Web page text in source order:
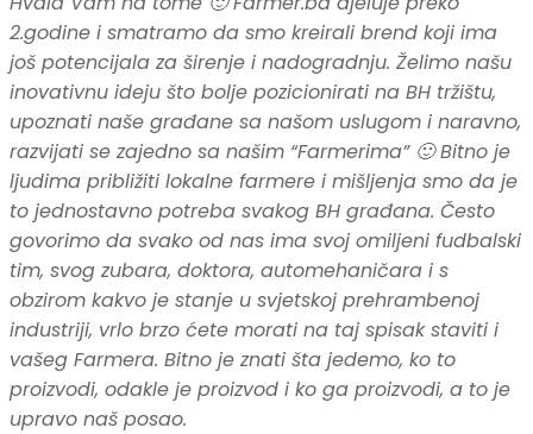
2.godine i smatramo da smo kreirali brend koji ima
još potencijala za širenje i nadogradnju. Želimo našu
inovativnu ideju što bolje pozicionirati na BH tržištu,
upoznati naše građane sa našom uslugom i naravno,
razvijati se zajedno sa našim “Farmerima” 🙂 Bitno je
ljudima približiti lokalne farmere i mišljenja smo da je
to jednostavno potreba svakog BH građana. Često
govorimo da svako od nas ima svoj omiljeni fudbalski
tim, svog zubara, doktora, automehaničara i s
obzirom kakvo je stanje u svjetskoj prehrambenoj
industriji, vrlo brzo ćete morati na taj spisak staviti i
vašeg Farmera. Bitno je znati šta jedemo, ko to
proizvodi, odakle je proizvod i ko ga proizvodi, a to je
upravo naš posao.